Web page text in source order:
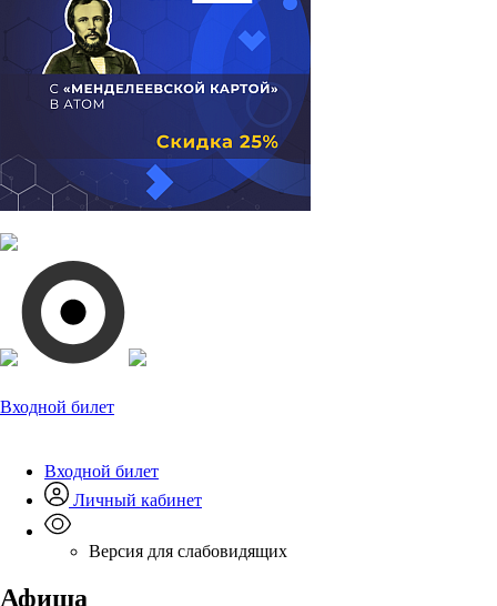
Входной билет
Входной билет
Личный кабинет
Версия для слабовидящих
Афиша